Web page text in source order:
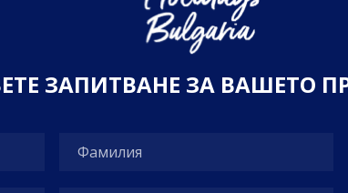
ЕТЕ ЗАПИТВАНЕ ЗА ВАШЕТО П